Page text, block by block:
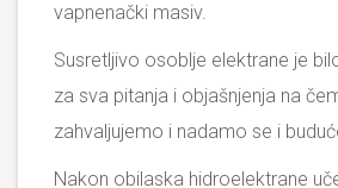
vapnenački masiv.
Susretljivo osoblje elektrane je
za sva pitanja i objašnjenja na
zahvaljujemo i nadamo se i
Nakon obilaska hidroelektrane